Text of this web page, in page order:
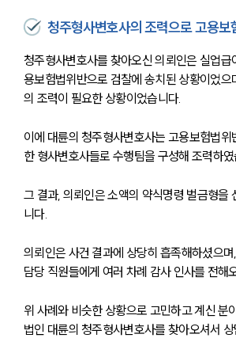
AI대륜
업무사례
사례분석/최신동
법률정보
법률지식인
분야별
구성원 소개
청주형사변호사의 조력으로 고용보
청주형사변호사를 찾아오신 의뢰인은 실업급
용보험법위반으로 검찰에 송치된 상황이었으
의 조력이 필요한 상황이었습니다.
이에 대륜의 청주형사변호사는 고용보험법위
한 형사변호사들로 수행팀을 구성해 조력하였
그 결과, 의뢰인은 소액의 약식명령 벌금형을
니다.
의뢰인은 사건 결과에 상당히 흡족해하셨으
담당 직원들에게 여러 차례 감사 인사를 전해
위 사례와 비슷한 상황으로 고민하고 계신 분
법인 대륜의 청주형사변호사를 찾아오셔서